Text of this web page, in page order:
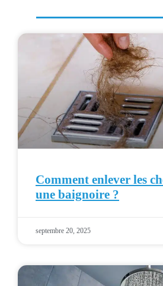
Comment enlever les
une baignoire ?
septembre 20, 2025